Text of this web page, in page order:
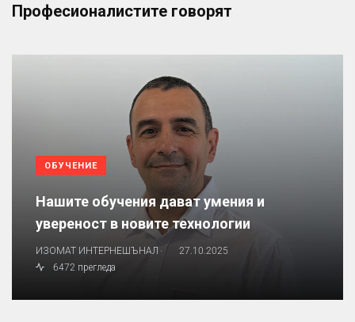
Професионалистите говорят
ОБУЧЕНИЕ
Нашите обучения дават умения и
увереност в новите технологии
ИЗОМАТ ИНТЕРНЕШЪНАЛ .
27.10.2025
6472 прегледа